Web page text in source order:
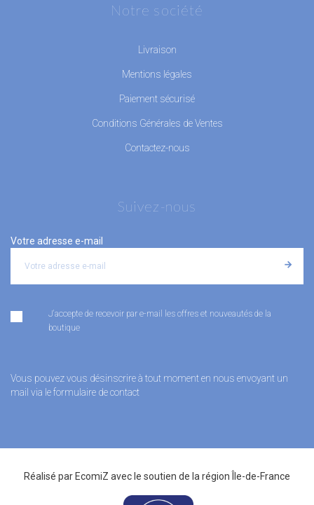
Notre société
Livraison
Mentions légales
Paiement sécurisé
Conditions Générales de Ventes
Contactez-nous
Suivez-nous
Votre adresse e-mail
J'accepte de recevoir par e-mail les offres et nouveautés de la
boutique
Vous pouvez vous désinscrire à tout moment en nous envoyant un
mail via le formulaire de contact
Réalisé par EcomiZ avec le soutien de larégion Île-de-France